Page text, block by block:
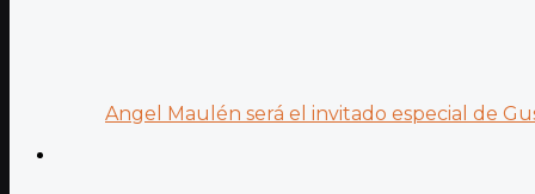
Angel Maulén será el invitado especial de